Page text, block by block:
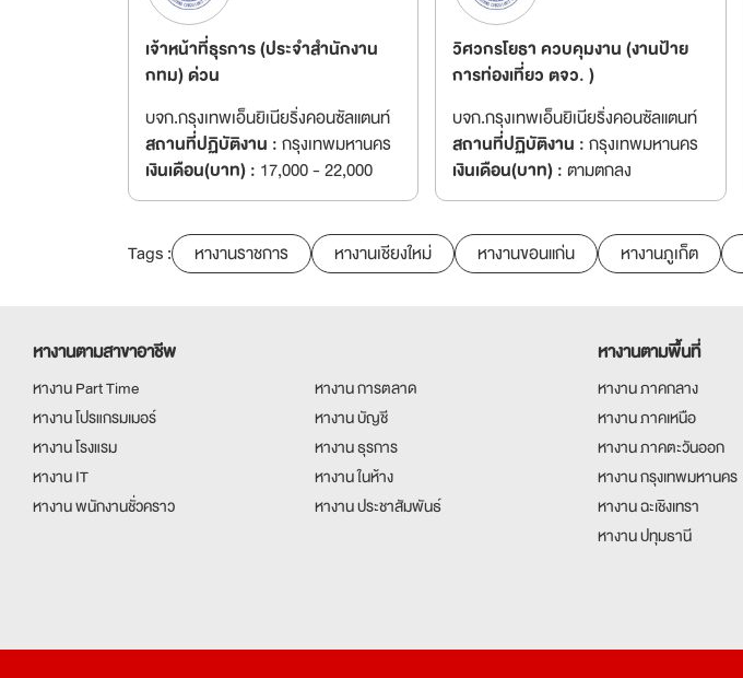
เจ้าหน้าที่ธุรการ (ประจำสำนักงาน
กทม) ด่วน
บจก.กรุงเทพเอ็นยิเนียริ่งคอนซัลแตนท์
สถานที่ปฏิบัติงาน :กรุงเทพมหานคร
เงินเดือน(บาท) : 17,000 - 22,000
วิศวกรโยธา ควบคุมงาน (งานป้าย
การท่องเที่ยว ตจว. )
บจก.กรุงเทพเอ็นยิเนียริ่งคอนซัลแตนท์
สถานที่ปฏิบัติงาน :กรุงเทพมหานคร
เงินเดือน(บาท) :ตามตกลง
Tags : หางานราชการ หางานเชียงใหม่ หางานขอนแก่น หางานภูเก็ต
หางานตามสาขาอาชีพ
หางาน Part Time
หางาน การตลาด
หางาน โปรแกรมเมอร์
หางาน บัญชี
หางาน โรงแรม
หางาน ธุรการ
หางาน IT
หางาน ในห้าง
หางาน พนักงานชั่วคราว
หางาน ประชาสัมพันธ์
หางานตามพื้นที่
หางาน ภาคกลาง
หางาน ภาคเหนือ
หางาน ภาคตะวันออก
หางาน กรุงเทพมหานคร
หางาน ฉะเชิงเทรา
หางาน ปทุมธานี